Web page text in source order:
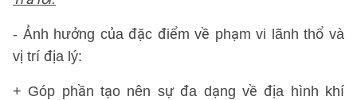
- Ảnh hưởng của đặc điểm về phạm vi lãnh thổ và
vị trí địa lý:
+ Góp phần tạo nên sự đa dạng về địa hình khí